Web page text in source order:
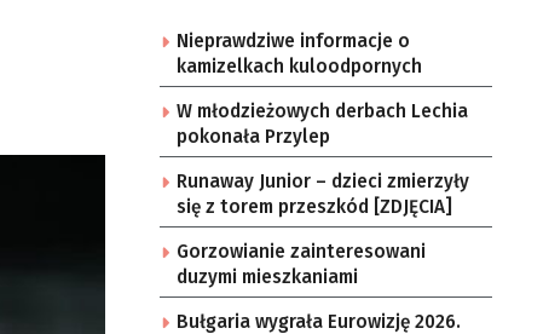
Nieprawdziwe informacje o
kamizelkach kuloodpornych
W młodzieżowych derbach Lechia
pokonała Przylep
Runaway Junior – dzieci zmierzyły
się z torem przeszkód [ZDJĘCIA]
Gorzowianie zainteresowani
duzymi mieszkaniami
Bułgaria wygrała Eurowizję 2026.